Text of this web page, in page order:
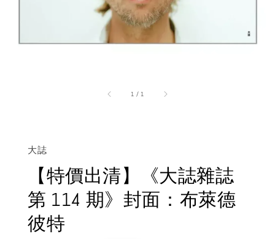
1 / 1
大誌
【特價出清】《大誌雜誌
第 114 期》封面：布萊德
彼特